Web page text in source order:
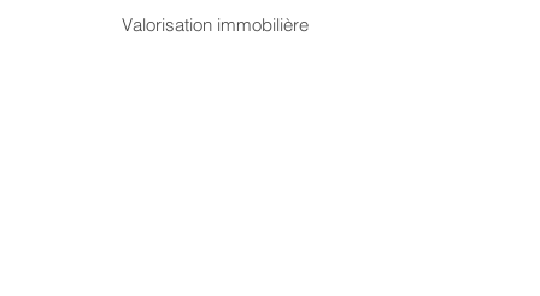
Valorisation immobilière